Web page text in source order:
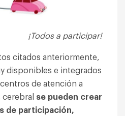
¡Todos a participar!
citados anteriormente,
disponibles e integrados
de atención a
cerebral se pueden crear
de participación,